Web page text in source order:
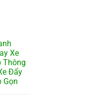
Xe
Thông
Đẩy
Gọn